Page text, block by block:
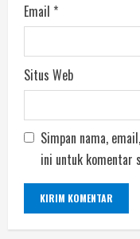
Email *
Situs Web
Simpan nama,
ini untuk komentar